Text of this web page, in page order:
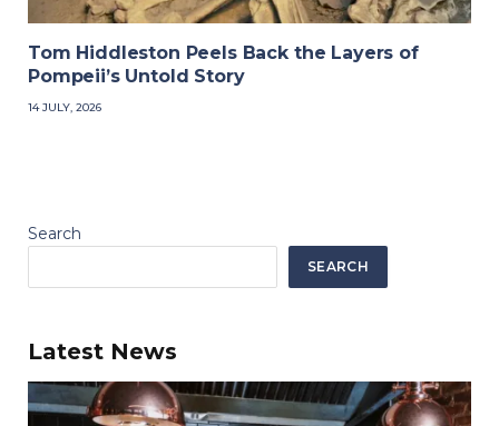
Tom Hiddleston Peels Back the Layers of
Pompeii’s Untold Story
14 JULY, 2026
Search
SEARCH
Latest News